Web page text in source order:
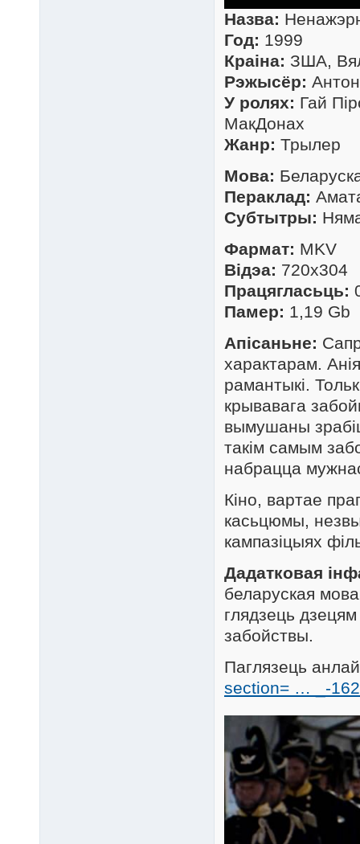
Назва:
Год: 1999
Краіна: ЗША,
Рэжысёр:
У ролях: Гай
МакДонах
Жанр: Трылер
Мова:
Пераклад:
Cубтытры:
Фармат: MKV
Відэа: 720x304
Працягласьць:
Памер: 1,19 Gb
Апісаньне:
характарам.
рамантыкі.
крывавага
вымушаны
такім самым
набрацца
Кіно, вартае
касьцюмы,
кампазіцыях
Дадатковая
беларуская
глядзець
забойствы.
Паглязець
section= … _-